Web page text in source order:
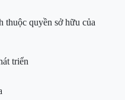
thuộc quyền sở hữu của
triển